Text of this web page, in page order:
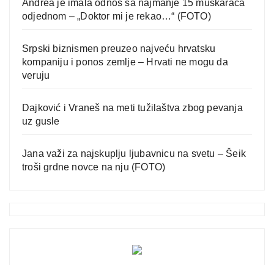
Andrea je imala odnos sa najmanje 15 muškaraca
odjednom – „Doktor mi je rekao…“ (FOTO)
Srpski biznismen preuzeo najveću hrvatsku
kompaniju i ponos zemlje – Hrvati ne mogu da
veruju
Dajković i Vraneš na meti tužilaštva zbog pevanja
uz gusle
Jana važi za najskuplju ljubavnicu na svetu – Šeik
troši grdne novce na nju (FOTO)